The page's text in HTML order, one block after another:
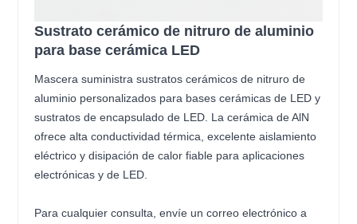
Sustrato cerámico de nitruro de aluminio
para base cerámica LED
Mascera suministra sustratos cerámicos de nitruro de
aluminio personalizados para bases cerámicas de LED y
sustratos de encapsulado de LED. La cerámica de AlN
ofrece alta conductividad térmica, excelente aislamiento
eléctrico y disipación de calor fiable para aplicaciones
electrónicas y de LED.
Para cualquier consulta, envíe un correo electrónico a